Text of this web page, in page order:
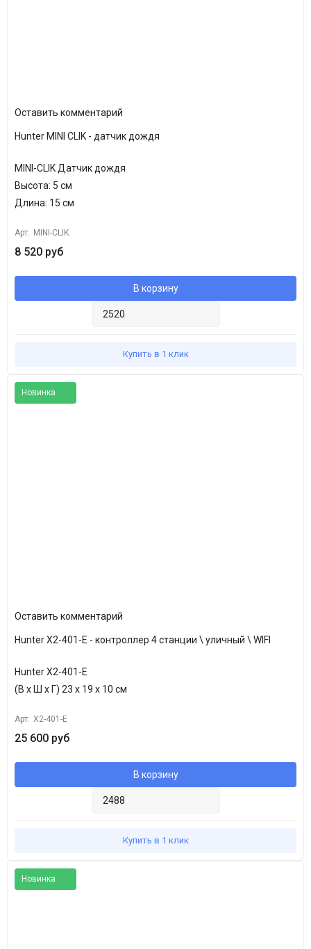
Оставить комментарий
Hunter MINI CLIK - датчик дождя
MINI-CLIK Датчик дождя
Высота: 5 см
Длина: 15 см
Арт: MINI-CLIK
8 520 руб
В корзину
Купить в 1 клик
Новинка
Оставить комментарий
Hunter X2-401-E - контроллер 4 станции \ уличный \ WIFI
Hunter X2-401-E
(В х Ш х Г) 23 х 19 х 10 см
Арт: X2-401-E
25 600 руб
В корзину
Купить в 1 клик
Новинка